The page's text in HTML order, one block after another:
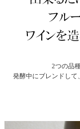
2つの品
発酵中にブレンドして